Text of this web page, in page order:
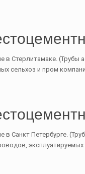
в Стерлитамаке. (Трубы
сельхоз и пром
Санкт Петербурге.